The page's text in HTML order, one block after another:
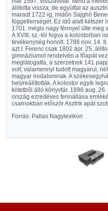
állította vissza, de egyúttal az
maradt 1722-ig, midőn Sajghó
függetlenségét. Ez idő alatt kétszer
1701. mégis nagy fénnyel ülte meg
A XVIII. sz.-tól fogva a kolostorban
tevékenység honolt. 1786 nov. 14.
azt I. Ferenc csak 1802 ápr. 25.
gimnáziumot rendelvén a főapát
meglátogatta, a szerzetnek 141
volt; valamennyi tudott magyarul,
magyar irodalomnak. A
helyreállították. A kolostor egyik
kötetből álló könyvtár. 1896 aug.
ország ezredéves fennállása
csarnokban először Asztrik apát
Forrás: Pallas Nagylexikon